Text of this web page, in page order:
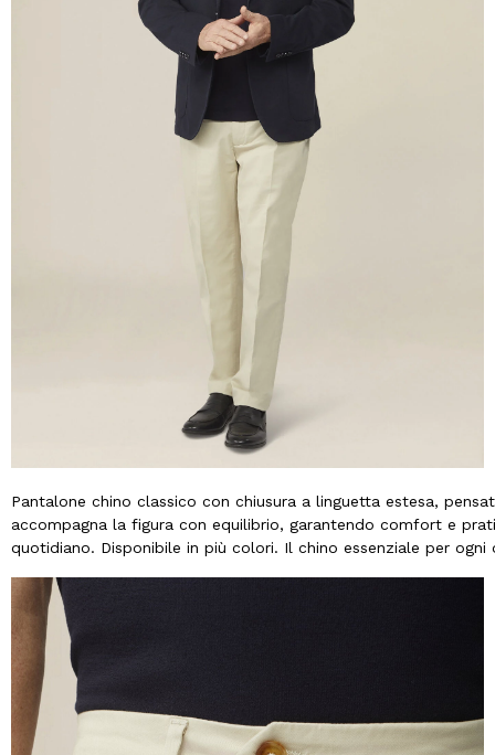
Pantalone chino classico con chiusura a linguetta estesa,
accompagna la figura con equilibrio, garantendo comfort e
quotidiano. Disponibile in più colori. Il chino essenziale per ogni